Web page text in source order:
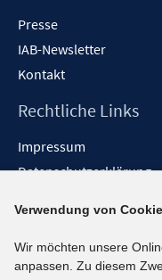
Presse
IAB-Newsletter
Kontakt
Rechtliche Links
Impressum
Datenschutzerklärung
Barrieren melden
Social-Media-
Verwendung von
Wir möchten unsere
anpassen. Zu diesem